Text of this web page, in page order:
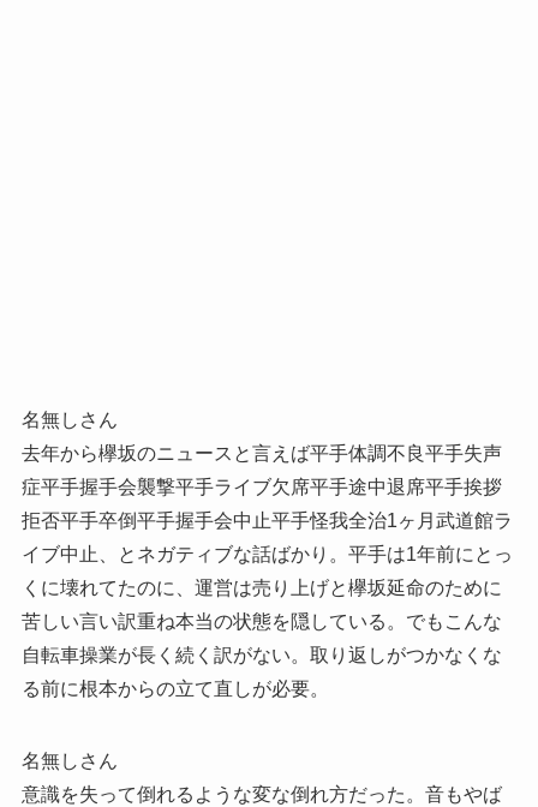
名無しさん
去年から欅坂のニュースと言えば平手体調不良平手失声
症平手握手会襲撃平手ライブ欠席平手途中退席平手挨拶
拒否平手卒倒平手握手会中止平手怪我全治1ヶ月武道館ラ
イブ中止、とネガティブな話ばかり。平手は1年前にとっ
くに壊れてたのに、運営は売り上げと欅坂延命のために
苦しい言い訳重ね本当の状態を隠している。でもこんな
自転車操業が長く続く訳がない。取り返しがつかなくな
る前に根本からの立て直しが必要。
名無しさん
意識を失って倒れるような変な倒れ方だった。音もやば